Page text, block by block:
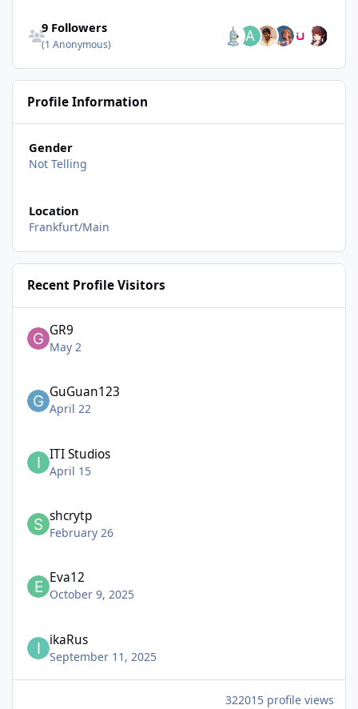
9 Followers
(1 Anonymous)
Profile Information
Gender
Not Telling
Location
Frankfurt/Main
Recent Profile Visitors
GR9
May 2
GuGuan123
April 22
ITI Studios
April 15
shcrytp
February 26
Eva12
October 9, 2025
ikaRus
September 11, 2025
322015 profile views